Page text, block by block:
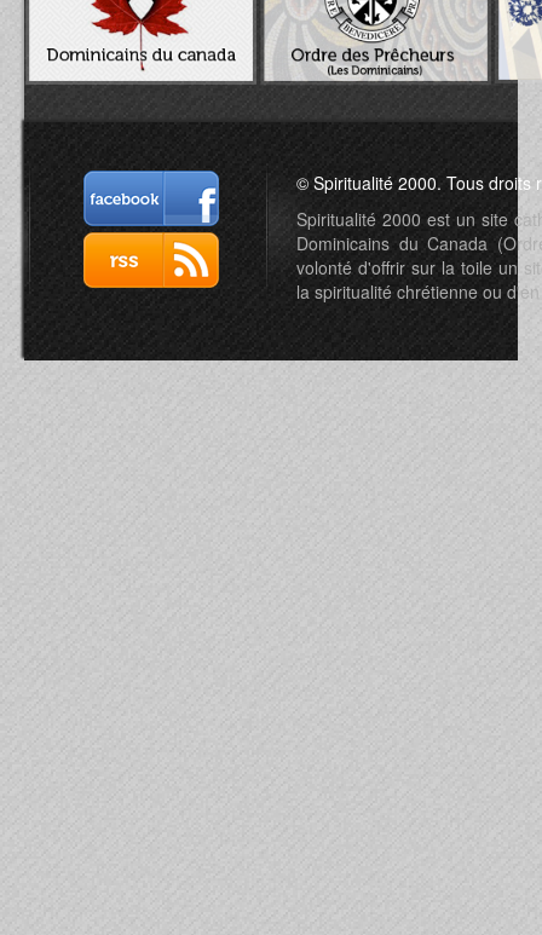
© Spiritualité 2000. Tous droits
Spiritualité 2000 est un site
Dominicains du Canada
volonté d'offrir sur la toile un
la spiritualité chrétienne ou